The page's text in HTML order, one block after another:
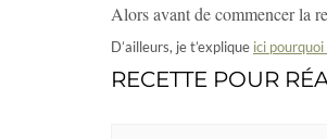
Alors avant de commencer la
D’ailleurs, je t’explique ici
RECETTE POUR